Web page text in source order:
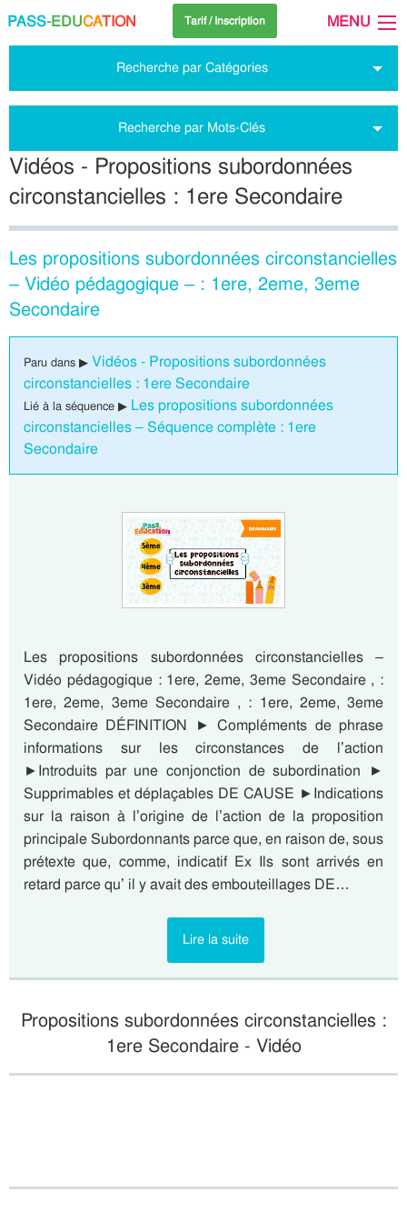
PASS-EDUCATION Tarif / Inscription MENU
Recherche par Catégories
Recherche par Mots-Clés
Vidéos - Propositions subordonnées
circonstancielles : 1ere Secondaire
Les propositions subordonnées circonstancielles
– Vidéo pédagogique – : 1ere, 2eme, 3eme
Secondaire
Paru dans ▶ Vidéos - Propositions subordonnées
circonstancielles : 1ere Secondaire
Lié à la séquence ▶ Les propositions subordonnées
circonstancielles – Séquence complète : 1ere
Secondaire
Les propositions subordonnées circonstancielles –
Vidéo pédagogique : 1ere, 2eme, 3eme Secondaire , :
1ere, 2eme, 3eme Secondaire , : 1ere, 2eme, 3eme
Secondaire DÉFINITION ► Compléments de phrase
informations sur les circonstances de l’action
►Introduits par une conjonction de subordination ►
Supprimables et déplaçables DE CAUSE ►Indications
sur la raison à l’origine de l’action de la proposition
principale Subordonnants parce que, en raison de, sous
prétexte que, comme, indicatif Ex Ils sont arrivés en
retard parce qu’ il y avait des embouteillages DE…
Lire la suite
Propositions subordonnées circonstancielles :
1ere Secondaire - Vidéo